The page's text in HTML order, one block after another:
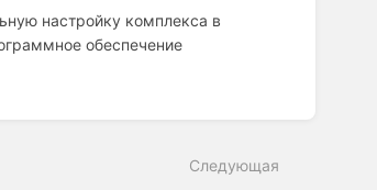
настройку комплекса в
обеспечение
Следующая